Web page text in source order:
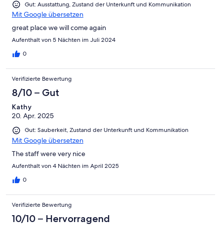
Gut: Ausstattung, Zustand der Unterkunft und Kommunikation
Mit Google übersetzen
great place we will come again
Aufenthalt von 5 Nächten im Juli 2024
0
Verifizierte Bewertung
8/10 – Gut
Kathy
20. Apr. 2025
Gut: Sauberkeit, Zustand der Unterkunft und Kommunikation
Mit Google übersetzen
The staff were very nice
Aufenthalt von 4 Nächten im April 2025
0
Verifizierte Bewertung
10/10 – Hervorragend